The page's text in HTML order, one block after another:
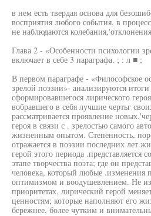
в нем есть твердая основа для
восприятия любого события, в
не наблюдаются
Глава 2 - «Особенности психологии
включает в себе 3 параграфа. ; : л ■ ;
В первом параграфе - «Философское
зрелой поэзии»- анализируются
сформировавшегося лирического
вобравшего в себя лучшие чертьг
рассматривается проявление
героя в связи с . зрелостью самого
жизненным опытом. Степенность,
отражается в поэзии последних
герой этого периода .представляется
этапе творчества поэта; где он
человека, который любые
оптимизмом и воодушевлением. Не
приоритетах, лирический герой
ценностям; которые наполняют его
бережнее, более чутким и